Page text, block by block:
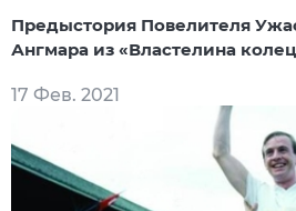
Предыстория Повелителя
Ангмара из «Властелина
17 Фев. 2021